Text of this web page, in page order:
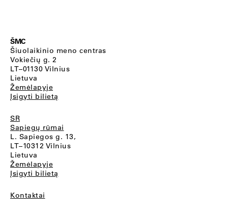
ŠMC
Šiuolaikinio meno centras
Vokiečių g. 2
LT–01130 Vilnius
Lietuva
Žemėlapyje
Įsigyti bilietą
SR
Sapiegų rūmai
L. Sapiegos g. 13,
LT–10312 Vilnius
Lietuva
Žemėlapyje
Įsigyti bilietą
Kontaktai